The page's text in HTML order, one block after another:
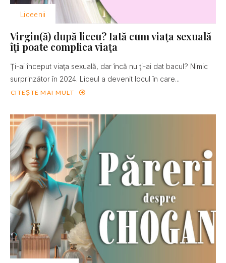
Liceenii
Virgin(ă) după liceu? Iată cum viaţa sexuală
îţi poate complica viaţa
Ţi-ai început viaţa sexuală, dar încă nu ţi-ai dat bacul? Nimic
surprinzător în 2024. Liceul a devenit locul în care...
CITEȘTE MAI MULT